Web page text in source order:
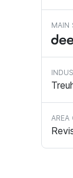
MAIN
AREA